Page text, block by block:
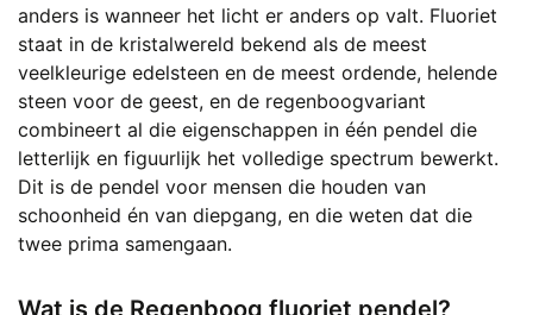
anders is wanneer het licht er anders op valt. Fluoriet
staat in de kristalwereld bekend als de meest
veelkleurige edelsteen en de meest ordende, helende
steen voor de geest, en de regenboogvariant
combineert al die eigenschappen in één pendel die
letterlijk en figuurlijk het volledige spectrum bewerkt.
Dit is de pendel voor mensen die houden van
schoonheid én van diepgang, en die weten dat die
twee prima samengaan.
Wat is de Regenboog fluoriet pendel?